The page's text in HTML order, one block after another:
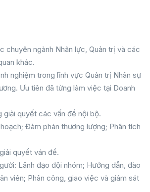
chuyên ngành Nhân lực, Quản trị và các
khác.
nghiệm trong lĩnh vực Quản trị Nhân sự
Ưu tiên đã từng làm việc tại Doanh
giải quyết các vấn đề nội bộ.
Đàm phán thương lượng; Phân tích
quyết ván đề.
Lãnh đạo đội nhóm; Hướng dẫn, đào
viên; Phân công, giao việc và giám sát